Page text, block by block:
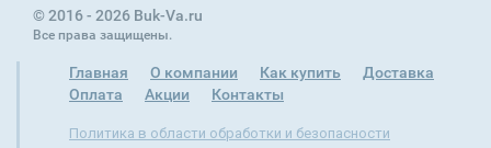
© 2016 - 2026 Buk-Va.ru
Все права защищены.
Главная О компании Как купить
Доставка
Оплата
Акции Контакты
Политика в области обработки и безопасности